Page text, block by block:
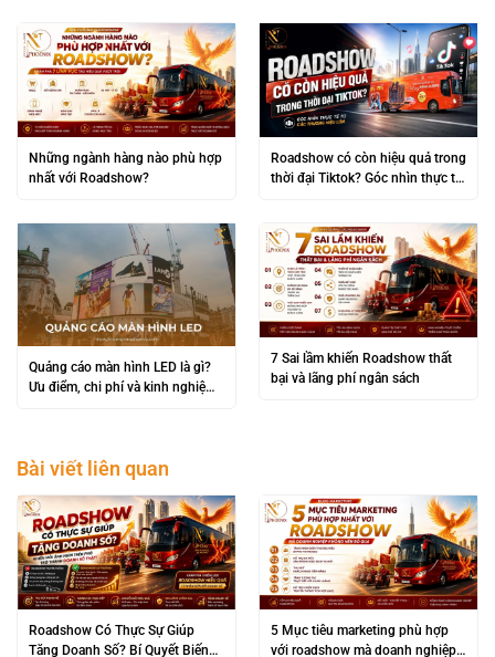
Những ngành hàng nào phù hợp
nhất với Roadshow?
Roadshow có còn hiệu quả trong
thời đại Tiktok? Góc nhìn thực tế
Quảng cáo màn hình LED là gì?
Ưu điểm, chi phí và kinh nghiệm
7 Sai lầm khiến Roadshow thất
bại và lãng phí ngân sách
Bài viết liên quan
Roadshow Có Thực Sự Giúp
Tăng Doanh Số? Bí Quyết Biến
5 Mục tiêu marketing phù hợp
với roadshow mà doanh nghiệp